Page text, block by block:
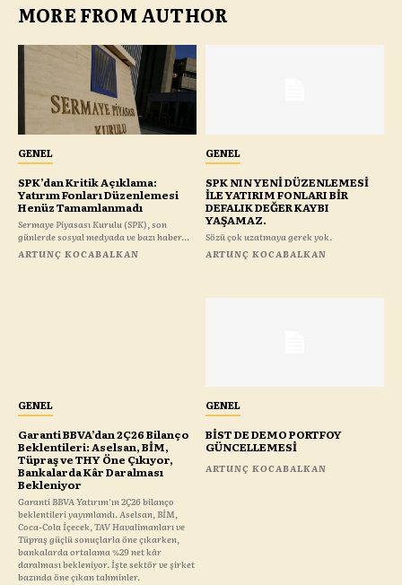
MORE FROM AUTHOR
GENEL
SPK’dan Kritik Açıklama:
Yatırım Fonları Düzenlemesi
Henüz Tamamlanmadı
Sermaye Piyasası Kurulu (SPK), son
günlerde sosyal medyada ve bazı haber...
ARTUNÇ KOCABALKAN
GENEL
SPK NIN YENİ DÜZENLEMESİ
İLE YATIRIM FONLARI BİR
DEFALIK DEĞER KAYBI
YAŞAMAZ.
Sözü çok uzatmaya gerek yok.
ARTUNÇ KOCABALKAN
GENEL
Garanti BBVA’dan 2Ç26 Bilanço
Beklentileri: Aselsan, BİM,
Tüpraş ve THY Öne Çıkıyor,
Bankalarda Kâr Daralması
Bekleniyor
Garanti BBVA Yatırım'ın 2Ç26 bilanço
beklentileri yayımlandı. Aselsan, BİM,
Coca-Cola İçecek, TAV Havalimanları ve
Tüpraş güçlü sonuçlarla öne çıkarken,
bankalarda ortalama %29 net kâr
daralması bekleniyor. İşte sektör ve şirket
bazında öne çıkan tahminler.
GENEL
BİST DE DEMO PORTFOY
GÜNCELLEMESİ
ARTUNÇ KOCABALKAN